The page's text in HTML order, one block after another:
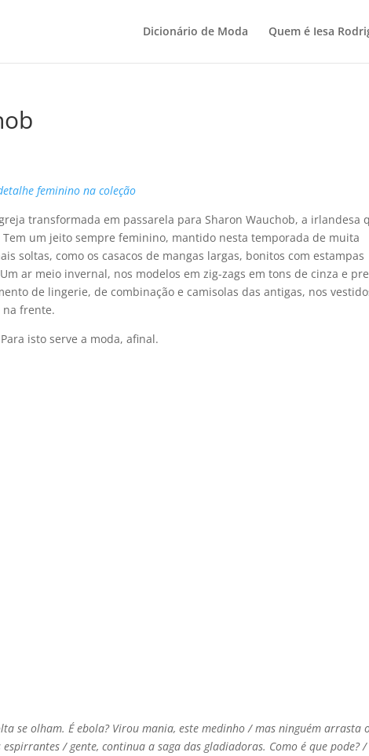
Dicionário de Moda Quem é Iesa
feminino na coleção
transformada em passarela para Sharon Wauchob, a irlandesa
um jeito sempre feminino, mantido nesta temporada de muita
soltas, como os casacos de mangas largas, bonitos com estampas
ar meio invernal, nos modelos em zig-zags em tons de cinza e
de lingerie, de combinação e camisolas das antigas, nos
na frente.
isto serve a moda, afinal.
se olham. É ebola? Virou mania, este medinho / mas ninguém arrasta
/ gente, continua a saga das gladiadoras. Como é que pode? /